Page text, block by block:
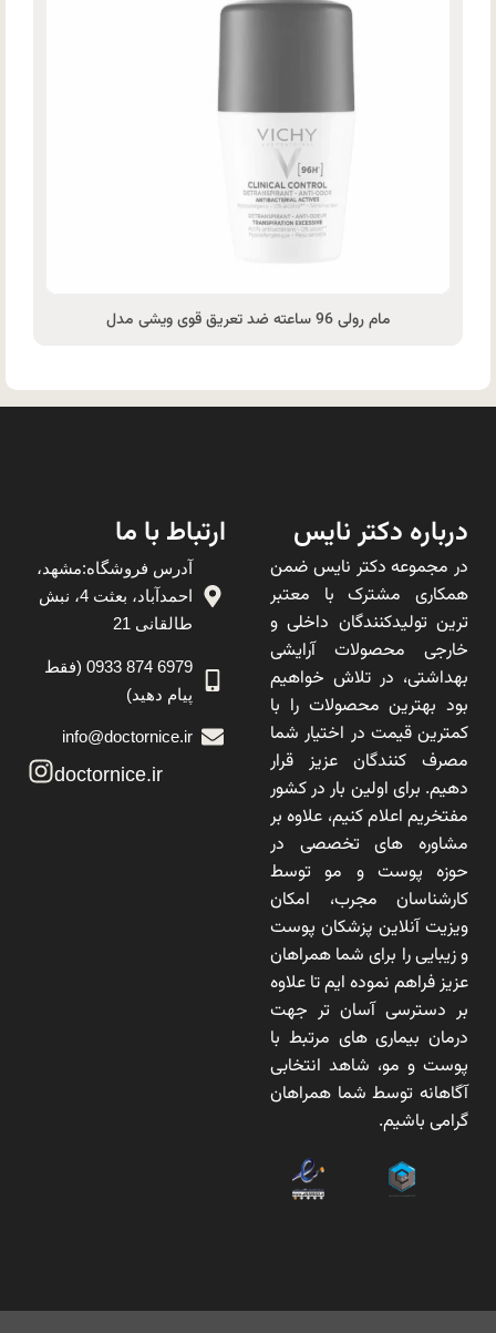
مام رولی 96 ساعته ضد تعریق قوی ویشی مدل
درباره دکتر نایس
در مجموعه دکتر نایس ضمن
همکاری مشترک با معتبر
ترین تولیدکنندگان داخلی و
خارجی محصولات آرایشی
بهداشتی، در تلاش خواهیم
بود بهترین محصولات را با
کمترین قیمت در اختیار شما
مصرف کنندگان عزیز قرار
دهیم. برای اولین بار در کشور
مفتخریم اعلام کنیم، علاوه بر
مشاوره های تخصصی در
حوزه پوست و مو توسط
کارشناسان مجرب، امکان
ویزیت آنلاین پزشکان پوست
و زیبایی را برای شما همراهان
عزیز فراهم نموده ایم تا علاوه
بر دسترسی آسان تر جهت
درمان بیماری های مرتبط با
پوست و مو، شاهد انتخابی
آگاهانه توسط شما همراهان
گرامی باشیم.
ارتباط با ما
آدرس فروشگاه:مشهد،
احمدآباد، بعثت 4، نبش
طالقانی 21
6979 874 0933 (فقط
پیام دهید)
info@doctornice.ir
doctornice.ir